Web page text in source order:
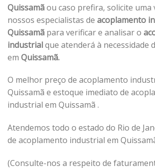
Quissamãou caso prefira, solicite uma
nossos especialistas de acoplamento
Quissamã para verificar e analisar o
industrialque atenderá à necessidade
em Quissamã.
O melhor preço de acoplamento
Quissamã e estoque imediato de
industrial em Quissamã .
Atendemos todo o estado do Rio de
de acoplamento industrial em
(Consulte-nos a respeito de